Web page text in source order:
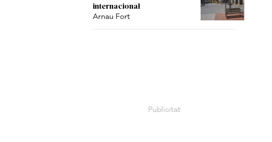
internacional
Arnau Fort